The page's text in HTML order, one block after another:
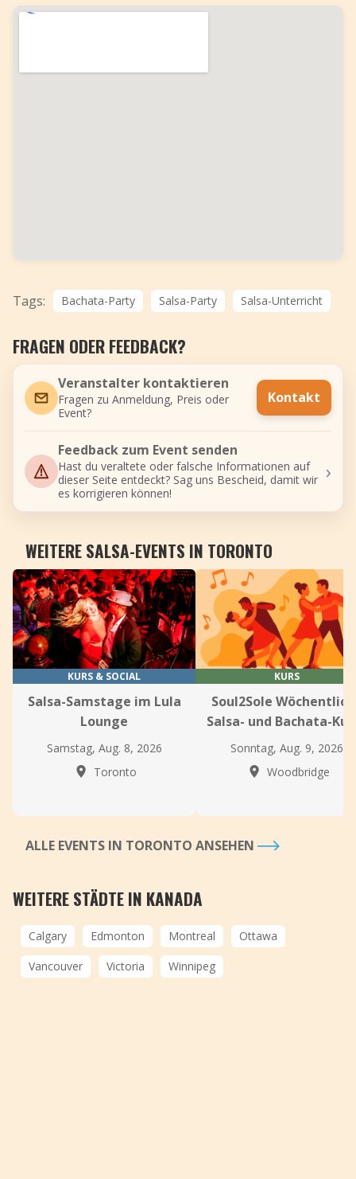
Tags: Bachata-Party Salsa-Party Salsa-Unterricht
FRAGEN ODER FEEDBACK?
Veranstalter kontaktieren
Fragen zu Anmeldung, Preis oder
Event?
Kontakt
Feedback zum Event senden
Hast du veraltete oder falsche Informationen auf
dieser Seite entdeckt? Sag uns Bescheid, damit wir
es korrigieren können!
›
WEITERE SALSA-EVENTS IN TORONTO
KURS & SOCIAL
Salsa-Samstage im Lula
Lounge
Samstag, Aug. 8, 2026
Toronto
KURS
Soul2Sole
Salsa- und Bachata-
Sonntag, Aug. 9, 2026
Woodbridge
ALLE EVENTS IN TORONTO ANSEHEN
WEITERE STÄDTE IN KANADA
Calgary Edmonton Montreal
Ottawa
Vancouver
Victoria Winnipeg